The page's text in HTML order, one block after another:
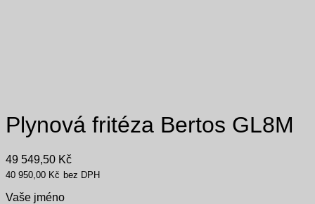
Plynová fritéza Bertos GL8M
49 549,50 Kč
40 950,00 Kč bez DPH
Vaše jméno